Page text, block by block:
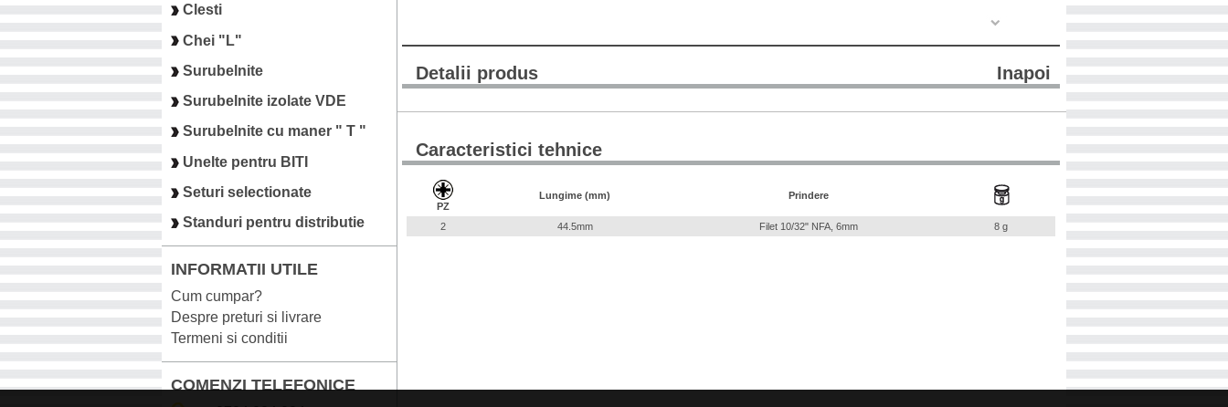
Clesti
Chei "L"
Surubelnite
Surubelnite izolate VDE
Surubelnite cu maner " T "
Unelte pentru BITI
Seturi selectionate
Standuri pentru distributie
INFORMATII UTILE
Cum cumpar?
Despre preturi si livrare
Termeni si conditii
COMENZI TELEFONICE
Detalii produs Inapoi
Caracteristici tehnice
PZ
Lungime (mm) Prindere
2 44.5mm Filet 10/32" NFA, 6mm 8 g